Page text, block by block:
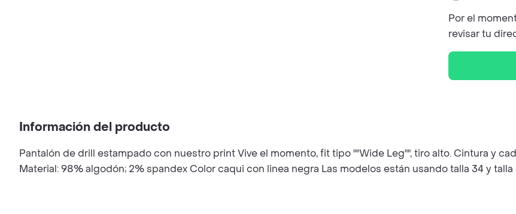
Por el
revisar tu
Información del producto
Pantalón de drill estampado con nuestro print Vive el momento, fit tipo ""Wide Leg"", tiro alto. Cintura y
Material: 98% algodón; 2% spandex Color caqui con linea negra Las modelos están usando talla 34 y